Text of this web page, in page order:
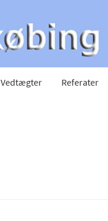
Vedtægter Referater